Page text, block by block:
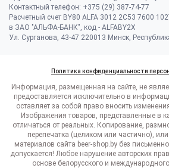
Контактный телефон: +375 (29) 387-74-77
Расчетный счет BY80 ALFA 3012 2C53 7600
в ЗАО "АЛЬФА-БАНК", код - ALFABY2X
Ул. Сурганова, 43-47 220013 Минск,
Политика конфиденциальности
Информация, размещенная на сайте, не
предоставляется исключительно в
оставляет за собой право вносить
Изображения товаров, представленные в
отличаться от реальных. Копирование,
перепечатка (целиком или частично),
материалов сайта beer-shop.by без
допускается! Любое нарушение авторских
основе белорусского и